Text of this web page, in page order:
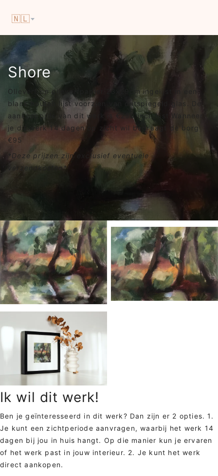
🇳🇱
Shore
Olieverf op olieverfpapier 23x29cm ingelijst in een
blank houten lijst voorzien van ontspiegeld glas. De
aankoopprijs van dit werk is €290 incl. lijst Wanneer
je dit werk 14 dagen op zicht wil bedraagt de borg
€95
*Deze prijzen zijn exclusief eventuele
verzendkosten*
Ik wil dit werk!
Ben je geïnteresseerd in dit werk? Dan zijn er 2 opties. 1.
Je kunt een zichtperiode aanvragen, waarbij het werk 14
dagen bij jou in huis hangt. Op die manier kun je ervaren
of het werk past in jouw interieur. 2. Je kunt het werk
direct aankopen.